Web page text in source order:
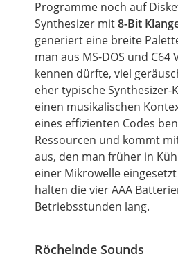
Programme noch auf
Synthesizer mit8-Bit
generiert eine breite
man aus MS-DOS und C64
kennen dürfte, viel
eher typische Synthesizer-
einen musikalischen
eines effizienten Codes
Ressourcen und kommt
aus, den man früher in
einer Mikrowelle
halten die vier AAA
Betriebsstunden lang.
Röchelnde Sounds